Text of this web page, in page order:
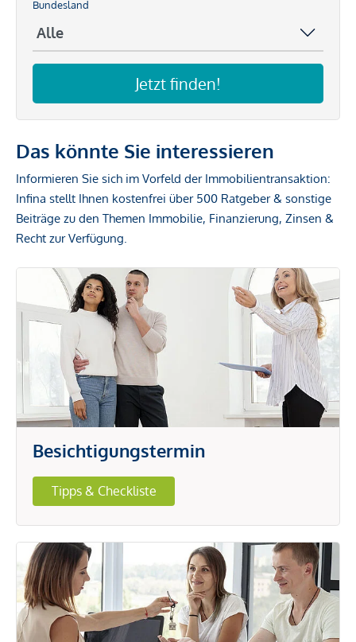
Bundesland
Jetzt finden!
Das könnte Sie interessieren
Informieren Sie sich im Vorfeld der Immobilientransaktion:
Infina stellt Ihnen kostenfrei über 500 Ratgeber & sonstige
Beiträge zu den Themen Immobilie, Finanzierung, Zinsen &
Recht zur Verfügung.
Besichtigungstermin
Tipps & Checkliste